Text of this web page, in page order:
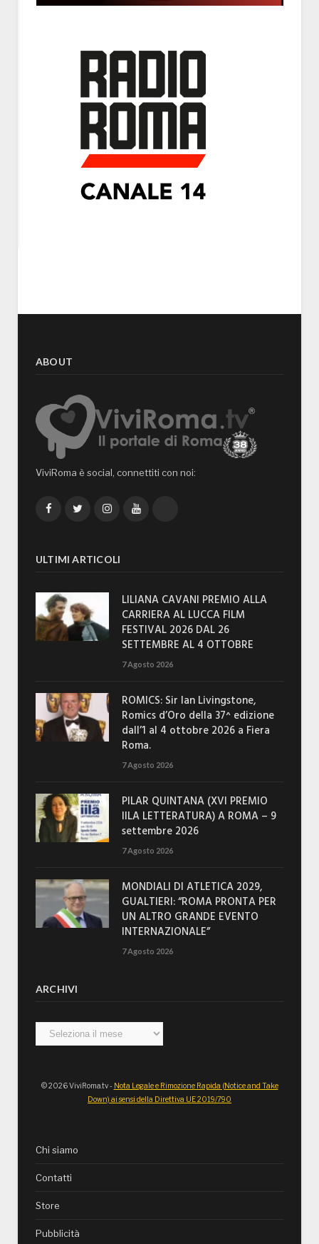
ABOUT
ViviRoma è social, connettiti con noi:
FacebookTwitterInstagramYouTube
ULTIMI ARTICOLI
LILIANA CAVANI PREMIO ALLA
CARRIERA AL LUCCA FILM
FESTIVAL 2026 DAL 26
SETTEMBRE AL 4 OTTOBRE
7 Agosto 2026
ROMICS: Sir Ian Livingstone,
Romics d’Oro della 37^ edizione
dall’1 al 4 ottobre 2026 a Fiera
Roma.
7 Agosto 2026
PILAR QUINTANA (XVI PREMIO
IILA LETTERATURA) A ROMA – 9
settembre 2026
7 Agosto 2026
MONDIALI DI ATLETICA 2029,
GUALTIERI: “ROMA PRONTA PER
UN ALTRO GRANDE EVENTO
INTERNAZIONALE”
7 Agosto 2026
ARCHIVI
Archivi
© 2026 ViviRoma.tv - Nota Legale e Rimozione Rapida (Notice and Take
Down) ai sensi della Direttiva UE 2019/790
Chi siamo
Contatti
Store
Pubblicità